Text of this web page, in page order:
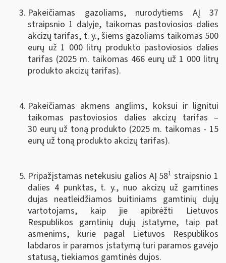
Pakeičiamas gazoliams, nurodytiems AĮ 37
straipsnio 1 dalyje, taikomas pastoviosios dalies
akcizų tarifas, t. y., šiems gazoliams taikomas 500
eurų už 1 000 litrų produkto pastoviosios dalies
tarifas (2025 m. taikomas 466 eurų už 1 000 litrų
produkto akcizų tarifas).
Pakeičiamas akmens anglims, koksui ir lignitui
taikomas pastoviosios dalies akcizų tarifas –
30 eurų už toną produkto (2025 m. taikomas - 15
eurų už toną produkto akcizų tarifas).
Pripažįstamas netekusiu galios AĮ 581 straipsnio 1
dalies 4 punktas, t. y., nuo akcizų už gamtines
dujas neatleidžiamos buitiniams gamtinių dujų
vartotojams, kaip jie apibrėžti Lietuvos
Respublikos gamtinių dujų įstatyme, taip pat
asmenims, kurie pagal Lietuvos Respublikos
labdaros ir paramos įstatymą turi paramos gavėjo
statusą, tiekiamos gamtinės dujos.